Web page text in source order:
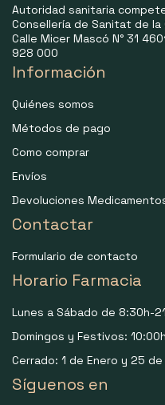
Autoridad sanitaria
Consellería de Sanitat de
Calle Micer Mascó N° 31
928 000
Información
Quiénes somos
Métodos de pago
Como comprar
Envíos
Devoluciones
Contactar
Formulario de contacto
Horario Farmacia
Lunes a Sábado de 8:30h-
Domingos y Festivos:
Cerrado: 1 de Enero y 25 de
Síguenos en